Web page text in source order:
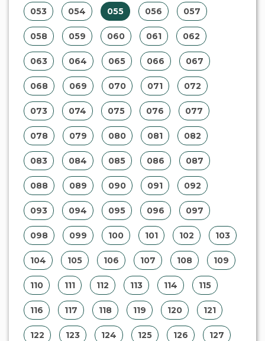
053 054 055 056 057
058 059 060 061 062
063 064 065 066 067
068 069 070 071 072
073 074 075 076 077
078 079 080 081 082
083 084 085 086 087
088 089 090 091 092
093 094 095 096 097
098 099 100 101 102 103
104 105 106 107 108 109
110 111 112 113 114 115
116 117 118 119 120 121
122 123 124 125 126 127